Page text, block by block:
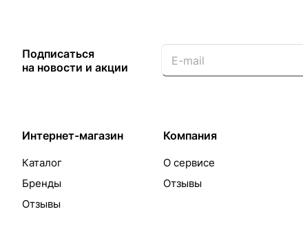
Подписаться
на новости и акции
Интернет-магазин
Каталог
Бренды
Отзывы
Компания
О сервисе
Отзывы